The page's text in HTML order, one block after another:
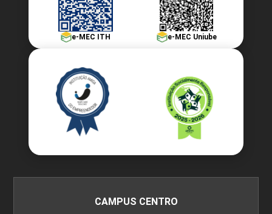
e-MEC ITH e-MEC Uniube
CAMPUS CENTRO